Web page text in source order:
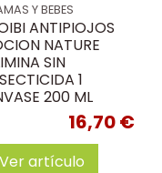
Y BEBES
ANTIPIOJOS
NATURE
SIN
1
200 ML
16,70 €
Ver artículo